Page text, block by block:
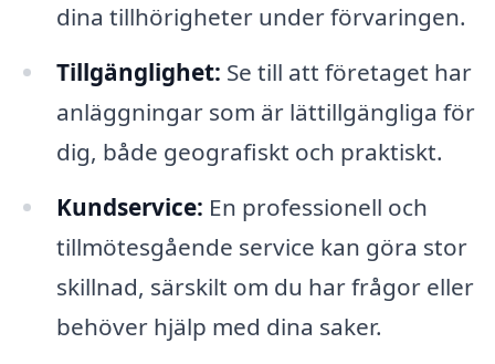
dina tillhörigheter under förvaringen.
Tillgänglighet: Se till att företaget har
anläggningar som är lättillgängliga för
dig, både geografiskt och praktiskt.
Kundservice: En professionell och
tillmötesgående service kan göra stor
skillnad, särskilt om du har frågor eller
behöver hjälp med dina saker.